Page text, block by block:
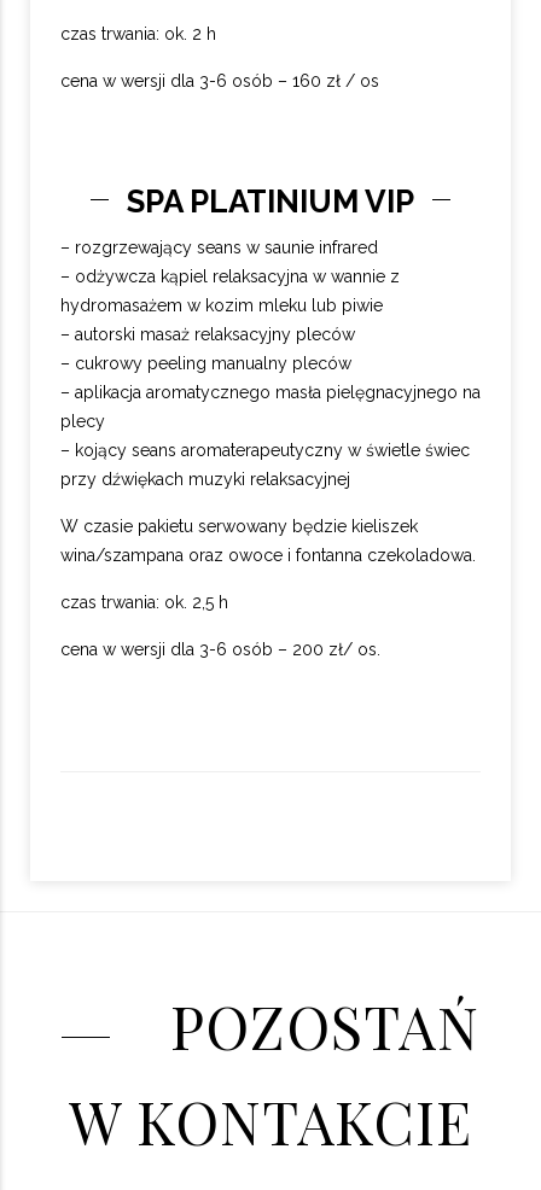
czas trwania: ok. 2 h
cena w wersji dla 3-6 osób – 160 zł / os
SPA PLATINIUM VIP
– rozgrzewający seans w saunie infrared
– odżywcza kąpiel relaksacyjna w wannie z
hydromasażem w kozim mleku lub piwie
– autorski masaż relaksacyjny pleców
– cukrowy peeling manualny pleców
– aplikacja aromatycznego masła pielęgnacyjnego na
plecy
– kojący seans aromaterapeutyczny w świetle świec
przy dźwiękach muzyki relaksacyjnej
W czasie pakietu serwowany będzie kieliszek
wina/szampana oraz owoce i fontanna czekoladowa.
czas trwania: ok. 2,5 h
cena w wersji dla 3-6 osób – 200 zł/ os.
POZOSTAŃ
W KONTAKCIE